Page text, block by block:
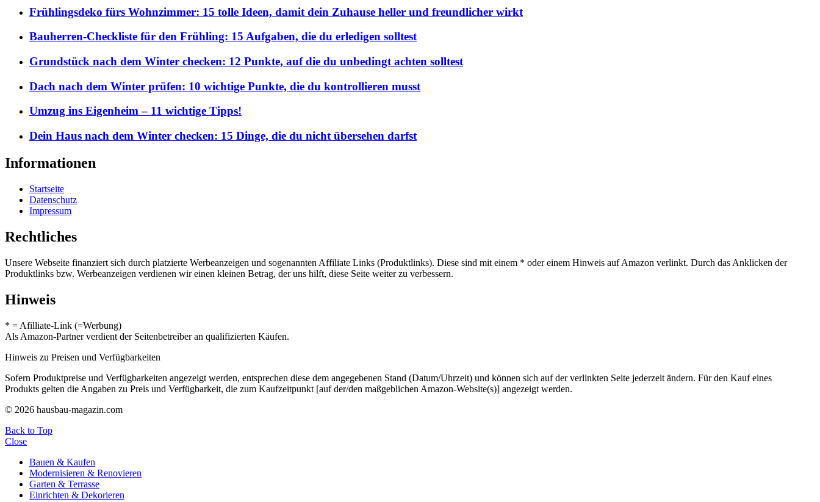
Frühlingsdeko fürs Wohnzimmer: 15 tolle Ideen, damit dein Zuhause heller und freundlicher wirkt
Bauherren-Checkliste für den Frühling: 15 Aufgaben, die du erledigen solltest
Grundstück nach dem Winter checken: 12 Punkte, auf die du unbedingt achten solltest
Dach nach dem Winter prüfen: 10 wichtige Punkte, die du kontrollieren musst
Umzug ins Eigenheim – 11 wichtige Tipps!
Dein Haus nach dem Winter checken: 15 Dinge, die du nicht übersehen darfst
Informationen
Startseite
Datenschutz
Impressum
Rechtliches
Unsere Webseite finanziert sich durch platzierte Werbeanzeigen und sogenannten Affiliate Links (Produktlinks). Diese sind mit einem * oder einem Hinweis auf Amazon verlinkt. Durch das Anklicken der
Produktlinks bzw. Werbeanzeigen verdienen wir einen kleinen Betrag, der uns hilft, diese Seite weiter zu verbessern.
Hinweis
* = Afilliate-Link (=Werbung)
Als Amazon-Partner verdient der Seitenbetreiber an qualifizierten Käufen.
Hinweis zu Preisen und Verfügbarkeiten
Sofern Produktpreise und Verfügbarkeiten angezeigt werden, entsprechen diese dem angegebenen Stand (Datum/Uhrzeit) und können sich auf der verlinkten Seite jederzeit ändern. Für den Kauf eines
Produkts gelten die Angaben zu Preis und Verfügbarkeit, die zum Kaufzeitpunkt [auf der/den maßgeblichen Amazon-Website(s)] angezeigt werden.
© 2026 hausbau-magazin.com
Back to Top
Close
Bauen & Kaufen
Modernisieren & Renovieren
Garten & Terrasse
Einrichten & Dekorieren